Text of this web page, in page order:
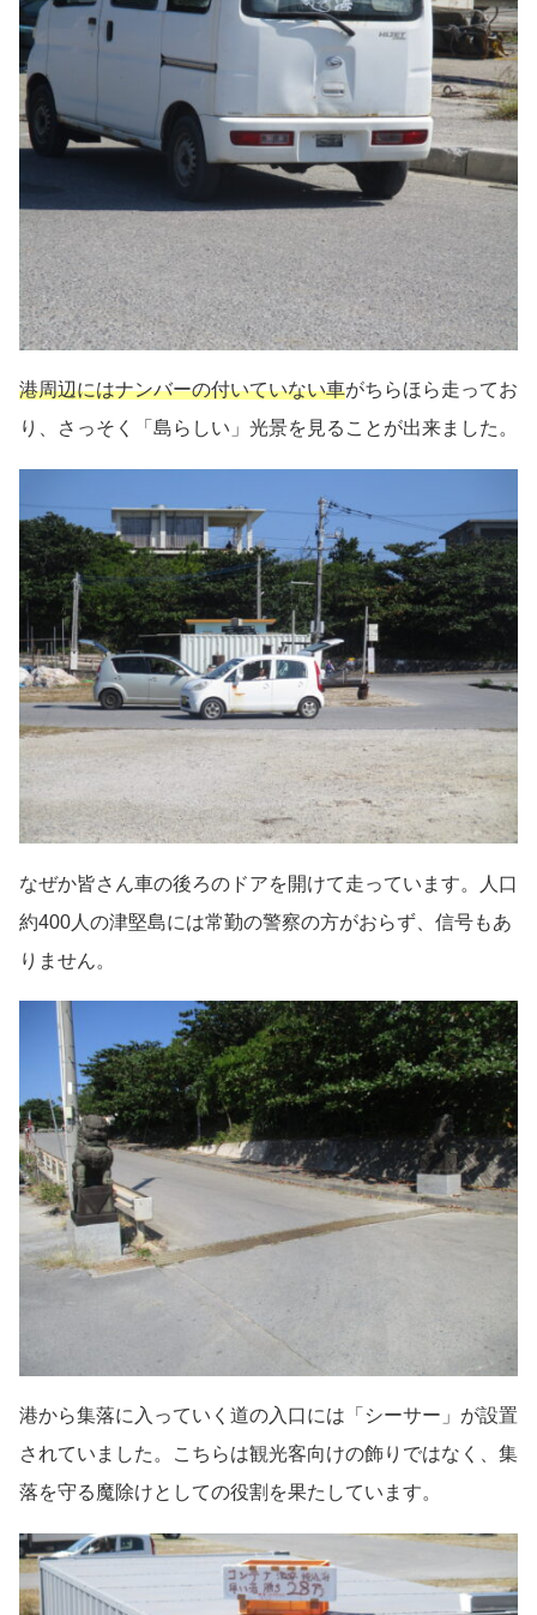
港周辺にはナンバーの付いていない車がちらほら走ってお
り、さっそく「島らしい」光景を見ることが出来ました。
なぜか皆さん車の後ろのドアを開けて走っています。人口
約400人の津堅島には常勤の警察の方がおらず、信号もあ
りません。
港から集落に入っていく道の入口には「シーサー」が設置
されていました。こちらは観光客向けの飾りではなく、集
落を守る魔除けとしての役割を果たしています。